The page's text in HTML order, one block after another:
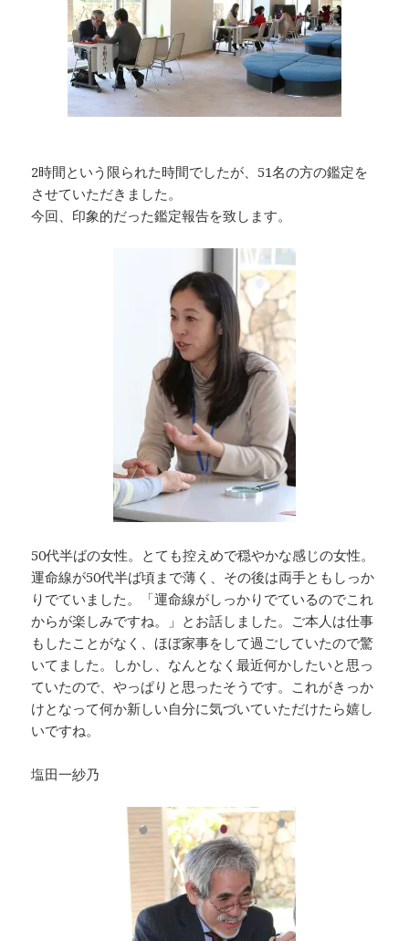
2時間という限られた時間でしたが、51名の方の鑑定を
させていただきました。
今回、印象的だった鑑定報告を致します。
50代半ばの女性。とても控えめで穏やかな感じの女性。
運命線が50代半ば頃まで薄く、その後は両手ともしっか
りでていました。「運命線がしっかりでているのでこれ
からが楽しみですね。」とお話しました。ご本人は仕事
もしたことがなく、ほぼ家事をして過ごしていたので驚
いてました。しかし、なんとなく最近何かしたいと思っ
ていたので、やっぱりと思ったそうです。 これがきっか
けとなって何か新しい自分に気づいていただけたら嬉し
いですね。
塩田一紗乃